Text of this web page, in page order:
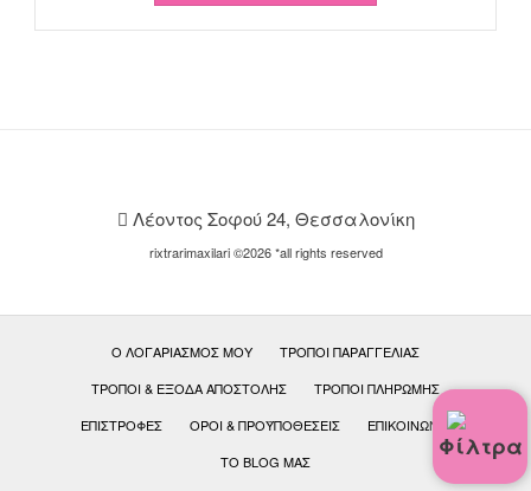
Λέοντος Σοφού 24, Θεσσαλονίκη
rixtrarimaxilari ©2026 *all rights reserved
Ο ΛΟΓΑΡΙΑΣΜΌΣ ΜΟΥ
ΤΡΌΠΟΙ ΠΑΡΑΓΓΕΛΊΑΣ
ΤΡΌΠΟΙ & ΈΞΟΔΑ ΑΠΟΣΤΟΛΉΣ
ΤΡΌΠΟΙ ΠΛΗΡΩΜΉΣ
ΕΠΙΣΤΡΟΦΈΣ
ΟΡΟΙ & ΠΡΟΫΠΟΘΕΣΕΙΣ
ΕΠΙΚΟΙΝΩΝΊΑ
ΤΟ BLOG ΜΑΣ
Φίλτρα